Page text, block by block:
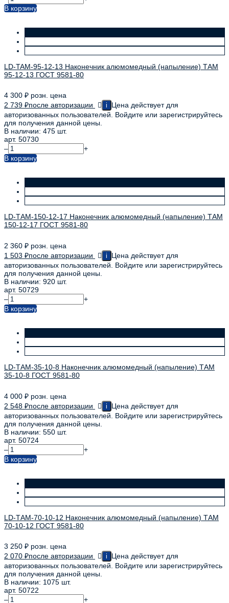
В корзину
LD-TAM-95-12-13 Наконечник алюмомедный (напыление) ТАМ
95-12-13 ГОСТ 9581-80
4 300 ₽ розн. цена
2 739 ₽после авторизации i
Цена действует для
авторизованных пользователей. Войдите или зарегистрируйтесь
для получения данной цены.
В наличии: 475 шт.
арт. 50730
–
+
В корзину
LD-ТАМ-150-12-17 Наконечник алюмомедный (напыление) ТАМ
150-12-17 ГОСТ 9581-80
2 360 ₽ розн. цена
1 503 ₽после авторизации i
Цена действует для
авторизованных пользователей. Войдите или зарегистрируйтесь
для получения данной цены.
В наличии: 920 шт.
арт. 50729
–
+
В корзину
LD-ТАМ-35-10-8 Наконечник алюмомедный (напыление) ТАМ
35-10-8 ГОСТ 9581-80
4 000 ₽ розн. цена
2 548 ₽после авторизации i
Цена действует для
авторизованных пользователей. Войдите или зарегистрируйтесь
для получения данной цены.
В наличии: 550 шт.
арт. 50724
–
+
В корзину
LD-ТАМ-70-10-12 Наконечник алюмомедный (напыление) ТАМ
70-10-12 ГОСТ 9581-80
3 250 ₽ розн. цена
2 070 ₽после авторизации i
Цена действует для
авторизованных пользователей. Войдите или зарегистрируйтесь
для получения данной цены.
В наличии: 1075 шт.
арт. 50722
–
+